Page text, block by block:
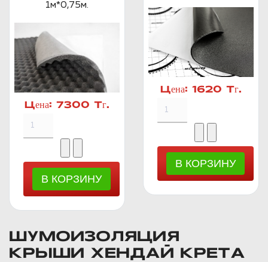
1м*0,75м.
Цена: 7300 Тг.
Цена: 1620 Тг.
ШУМОИЗОЛЯЦИЯ
КРЫШИ ХЕНДАЙ КРЕТА